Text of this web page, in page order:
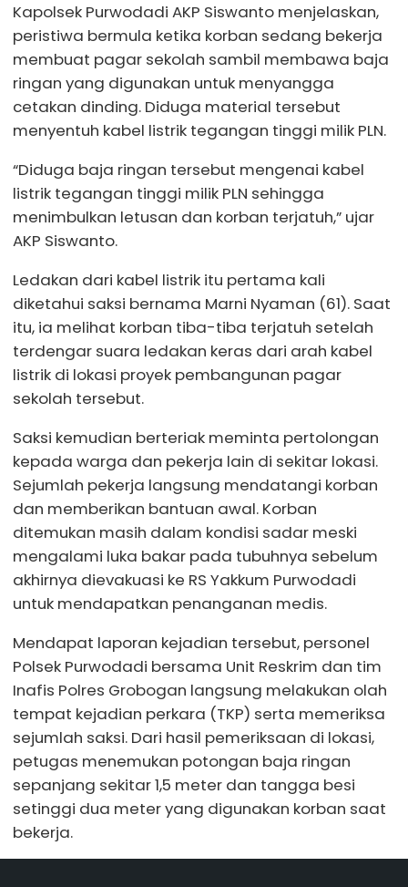
Kapolsek Purwodadi AKP Siswanto menjelaskan,
peristiwa bermula ketika korban sedang bekerja
membuat pagar sekolah sambil membawa baja
ringan yang digunakan untuk menyangga
cetakan dinding. Diduga material tersebut
menyentuh kabel listrik tegangan tinggi milik PLN.
“Diduga baja ringan tersebut mengenai kabel
listrik tegangan tinggi milik PLN sehingga
menimbulkan letusan dan korban terjatuh,” ujar
AKP Siswanto.
Ledakan dari kabel listrik itu pertama kali
diketahui saksi bernama Marni Nyaman (61). Saat
itu, ia melihat korban tiba-tiba terjatuh setelah
terdengar suara ledakan keras dari arah kabel
listrik di lokasi proyek pembangunan pagar
sekolah tersebut.
Saksi kemudian berteriak meminta pertolongan
kepada warga dan pekerja lain di sekitar lokasi.
Sejumlah pekerja langsung mendatangi korban
dan memberikan bantuan awal. Korban
ditemukan masih dalam kondisi sadar meski
mengalami luka bakar pada tubuhnya sebelum
akhirnya dievakuasi ke RS Yakkum Purwodadi
untuk mendapatkan penanganan medis.
Mendapat laporan kejadian tersebut, personel
Polsek Purwodadi bersama Unit Reskrim dan tim
Inafis Polres Grobogan langsung melakukan olah
tempat kejadian perkara (TKP) serta memeriksa
sejumlah saksi. Dari hasil pemeriksaan di lokasi,
petugas menemukan potongan baja ringan
sepanjang sekitar 1,5 meter dan tangga besi
setinggi dua meter yang digunakan korban saat
bekerja.